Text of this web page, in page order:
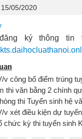
05/2020
ký thông
v công bố điểm trúng
thi văn bằng 2 chính
thi Tuyển sinh hệ
v xét điều kiện dự
chức kỳ thi tuyển sinh